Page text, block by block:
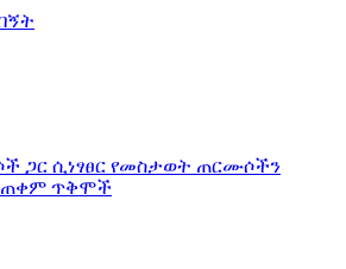
ጋር ሲነፃፀር የመስታወት ጠርሙሶችን
ጥቅሞች